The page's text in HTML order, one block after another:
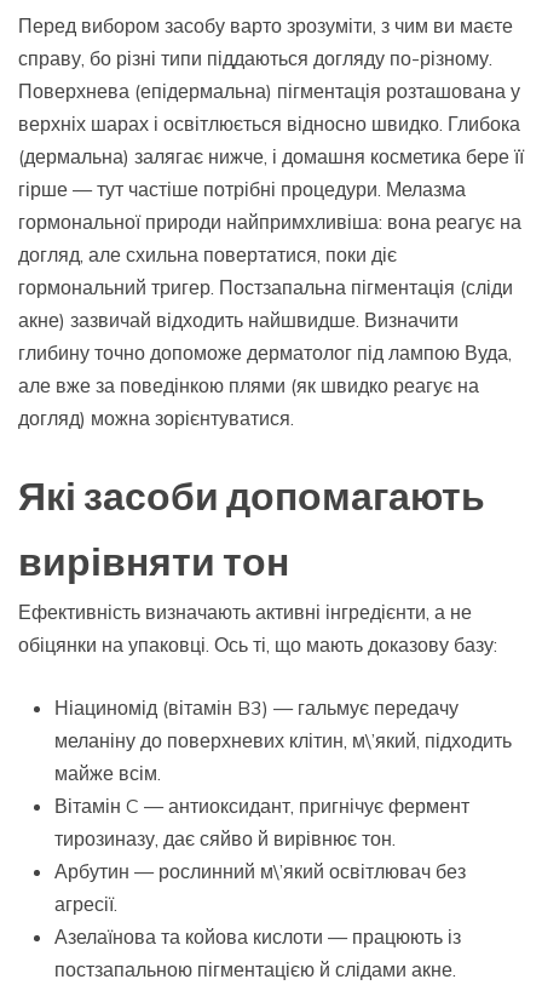
Перед вибором засобу варто зрозуміти, з чим ви маєте
справу, бо різні типи піддаються догляду по-різному.
Поверхнева (епідермальна) пігментація розташована у
верхніх шарах і освітлюється відносно швидко. Глибока
(дермальна) залягає нижче, і домашня косметика бере її
гірше — тут частіше потрібні процедури. Мелазма
гормональної природи найпримхливіша: вона реагує на
догляд, але схильна повертатися, поки діє
гормональний тригер. Постзапальна пігментація (сліди
акне) зазвичай відходить найшвидше. Визначити
глибину точно допоможе дерматолог під лампою Вуда,
але вже за поведінкою плями (як швидко реагує на
догляд) можна зорієнтуватися.
Які засоби допомагають
вирівняти тон
Ефективність визначають активні інгредієнти, а не
обіцянки на упаковці. Ось ті, що мають доказову базу:
Ніациномід (вітамін B3) — гальмує передачу
меланіну до поверхневих клітин, м\’який, підходить
майже всім.
Вітамін C — антиоксидант, пригнічує фермент
тирозиназу, дає сяйво й вирівнює тон.
Арбутин — рослинний м\’який освітлювач без
агресії.
Азелаїнова та койова кислоти — працюють із
постзапальною пігментацією й слідами акне.